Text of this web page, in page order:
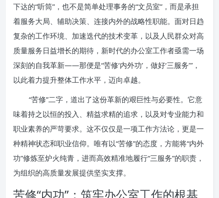
下达的“听筒”，也不是简单处理事务的“文员室”，而是承担
着服务大局、辅助决策、连接内外的战略性职能。面对日趋
复杂的工作环境、加速迭代的技术变革，以及人民群众对高
质量服务日益增长的期待，新时代的办公室工作者亟需一场
深刻的自我革新——那便是“苦修‘内外功’，做好‘三服务’”，
以此着力提升整体工作水平，迈向卓越。
“苦修”二字，道出了这份革新的艰巨性与必要性。它意
味着持之以恒的投入、精益求精的追求，以及对专业能力和
职业素养的严苛要求。这不仅仅是一项工作方法论，更是一
种精神状态和职业信仰。唯有以“苦修”的态度，方能将“内外
功”修炼至炉火纯青，进而高效精准地履行“三服务”的职责，
为组织的高质量发展提供坚实支撑。
苦修“内功”：筑牢办公室工作的根基